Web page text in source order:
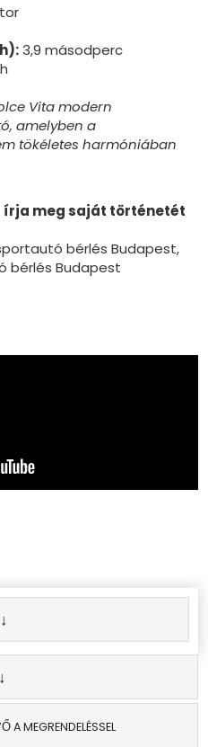
3,9 másodperc
Vita modern
amelyben a
tökéletes harmóniában
írja meg saját történetét
bérlés Budapest,
bérlés Budapest​
A MEGRENDELÉSSEL